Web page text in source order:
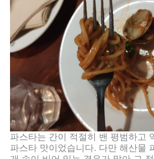
파스타는 간이 적절히 밴 평범하고
파스타 맛이었습니다. 다만 해산물